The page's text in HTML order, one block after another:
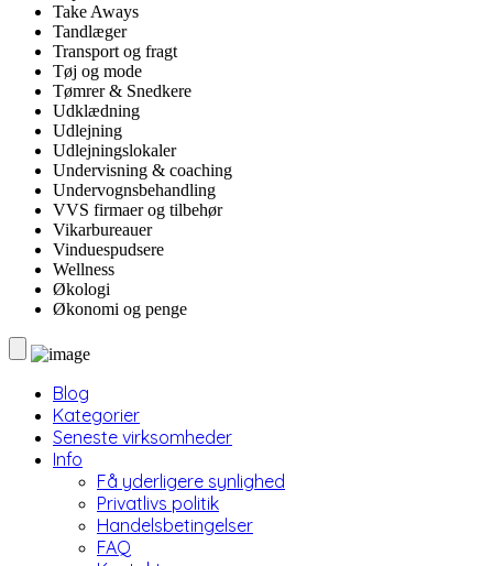
Take Aways
Tandlæger
Transport og fragt
Tøj og mode
Tømrer & Snedkere
Udklædning
Udlejning
Udlejningslokaler
Undervisning & coaching
Undervognsbehandling
VVS firmaer og tilbehør
Vikarbureauer
Vinduespudsere
Wellness
Økologi
Økonomi og penge
Blog
Kategorier
Seneste virksomheder
Info
Få yderligere synlighed
Privatlivs politik
Handelsbetingelser
FAQ